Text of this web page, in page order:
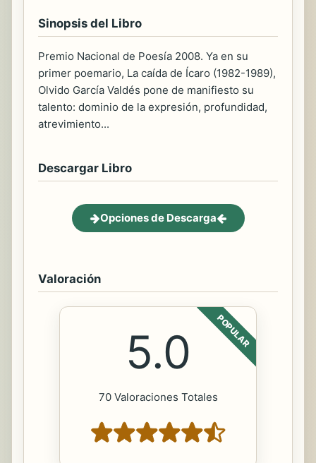
Sinopsis del Libro
Premio Nacional de Poesía 2008. Ya en su
primer poemario, La caída de Ícaro (1982-1989),
Olvido García Valdés pone de manifiesto su
talento: dominio de la expresión, profundidad,
atrevimiento...
Descargar Libro
Opciones de Descarga
Valoración
POPULAR
5.0
70 Valoraciones Totales